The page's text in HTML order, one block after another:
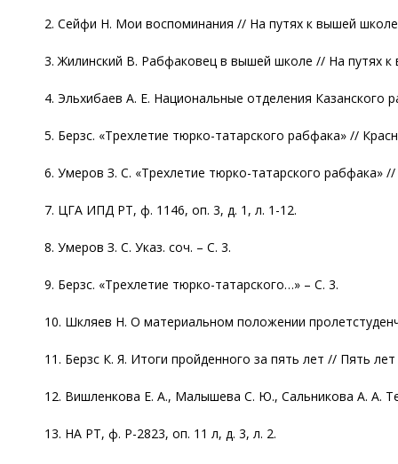
2. Сейфи Н. Мои воспоминания // На путях к вышей
3. Жилинский В. Рабфаковец в вышей школе // На путях
4. Эльхибаев А. Е. Национальные отделения
5. Берзс. «Трехлетие тюрко-татарского рабфака» //
6. Умеров З. С. «Трехлетие тюрко-татарского рабфака»
7. ЦГА ИПД РТ, ф. 1146, оп. 3, д. 1, л. 1-12.
8. Умеров З. С. Указ. соч. – С. 3.
9. Берзс. «Трехлетие тюрко-татарского…» – С. 3.
10. Шкляев Н. О материальном положении
11. Берзс К. Я. Итоги пройденного за пять лет // Пять
12. Вишленкова Е. А., Малышева С. Ю., Сальникова А. А.
13. НА РТ, ф. Р-2823, оп. 11 л, д. 3, л. 2.